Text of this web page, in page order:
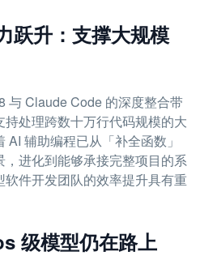
跃升：支撑大规模
与 Claude Code 的深度整合带
处理跨数十万行代码规模的大
辅助编程已从「补全函数」
，进化到能够承接完整项目的系
件开发团队的效率提升具有重
级模型仍在路上